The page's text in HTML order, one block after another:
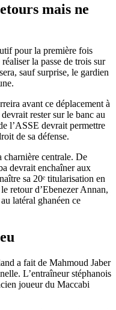
mais ne
pour la première fois
la passe de trois sur
sauf surprise, le gardien
avant ce déplacement à
rester sur le banc au
l’ASSE devrait permettre
de sa défense.
charnière centrale. De
devrait enchaîner aux
sa 20ᵉ titularisation en
retour d’Ebenezer Annan,
latéral ghanéen ce
a fait de Mahmoud Jaber
L’entraîneur stéphanois
joueur du Maccabi